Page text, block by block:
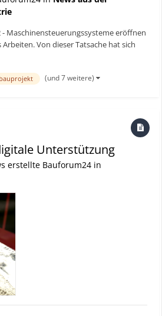
- Maschinensteuerungssysteme eröffnen
Von dieser Tatsache hat sich
Projektes selbst überzeugt. Die RSD
mit rund 280 Mita...
bauprojekt (und 7 weitere)
Unterstützung
erstellte Bauforum24 in